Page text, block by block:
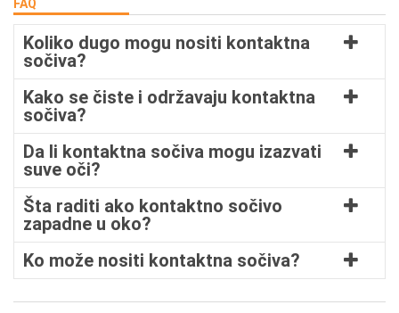
FAQ
Koliko dugo mogu nositi kontaktna
sočiva?
Kako se čiste i održavaju kontaktna
sočiva?
Da li kontaktna sočiva mogu izazvati
suve oči?
Šta raditi ako kontaktno sočivo
zapadne u oko?
Ko može nositi kontaktna sočiva?